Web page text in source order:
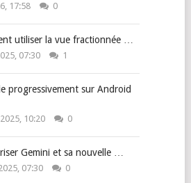
17:58 0
utiliser la vue fractionnée …
07:30 1
progressivement sur Android
10:20 0
Gemini et sa nouvelle …
07:30 0